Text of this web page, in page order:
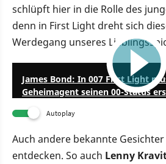
schlüpft hier in die Rolle des
denn in First Light dreht sich
Werdegang unseres
James Bond: In 007 First Light
Geheimagent seinen 00-Status
Autoplay
Auch andere bekannte
entdecken. So auch Lenny